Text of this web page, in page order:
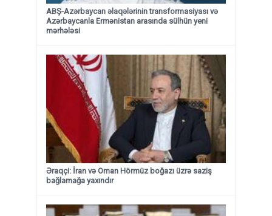
ABŞ-Azərbaycan əlaqələrinin transformasiyası və
Azərbaycanla Ermənistan arasında sülhün yeni
mərhələsi
Əraqçi: İran və Oman Hörmüz boğazı üzrə saziş
bağlamağa yaxındır